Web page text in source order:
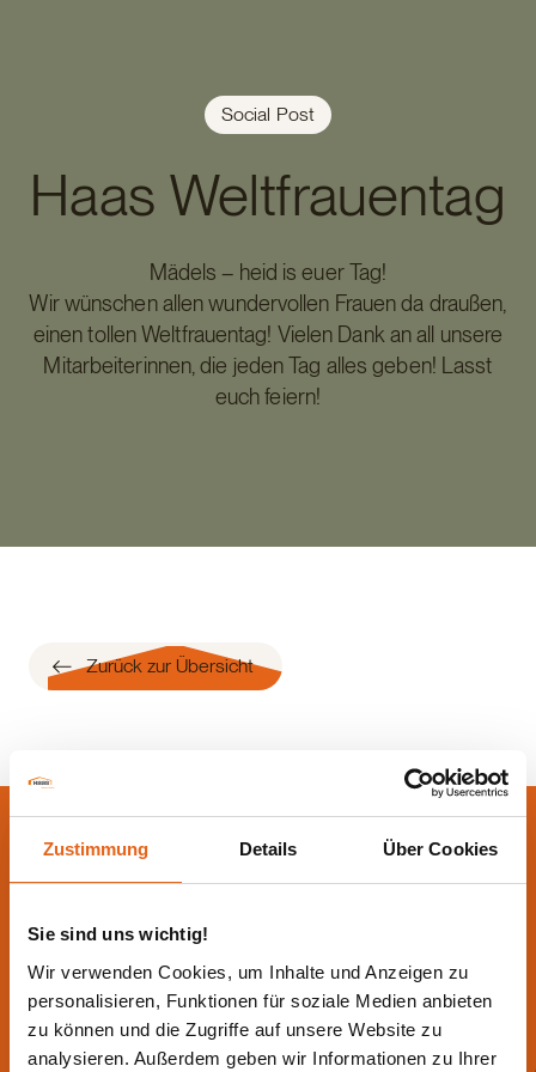
Zustimmung Details Über Cookies
Sie sind uns wichtig!
Wir verwenden Cookies, um Inhalte und Anzeigen zu
personalisieren, Funktionen für soziale Medien anbieten
zu können und die Zugriffe auf unsere Website zu
analysieren. Außerdem geben wir Informationen zu Ihrer
Social Post
Haas Weltfrauentag
Mädels – heid is euer Tag!
Wir wünschen allen wundervollen Frauen da draußen,
einen tollen Weltfrauentag! Vielen Dank an all unsere
Mitarbeiterinnen, die jeden Tag alles geben! Lasst
euch feiern!
Zurück zur Übersicht
Lassen Sie sich jetzt
beraten.
Die beste Beratung ist die persönliche - von einem Haas
Fachberater in Ihrer Nähe!
Direkt Termin vereinbaren